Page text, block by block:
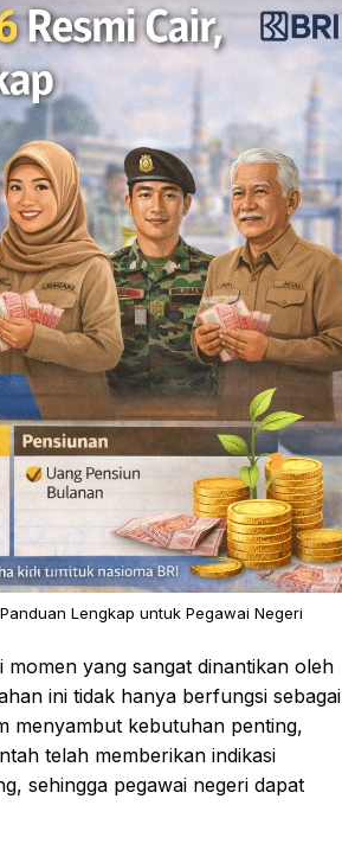
Lengkap untuk Pegawai Negeri
momen yang sangat dinantikan oleh
ini tidak hanya berfungsi sebagai
menyambut kebutuhan penting,
telah memberikan indikasi
sehingga pegawai negeri dapat